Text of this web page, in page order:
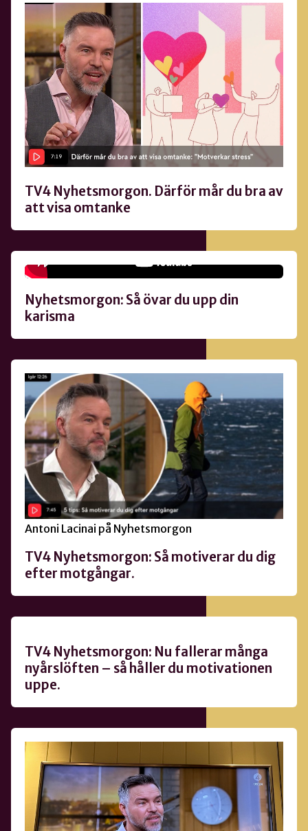
TV4 Nyhetsmorgon. Därför mår du bra av
att visa omtanke
Antoni, Martin och Soraya på Nyhetsmorgon
Nyhetsmorgon: Så övar du upp din
karisma
Antoni Lacinai på Nyhetsmorgon
TV4 Nyhetsmorgon: Så motiverar du dig
efter motgångar.
TV4 Nyhetsmorgon: Nu fallerar många
nyårslöften – så håller du motivationen
uppe.